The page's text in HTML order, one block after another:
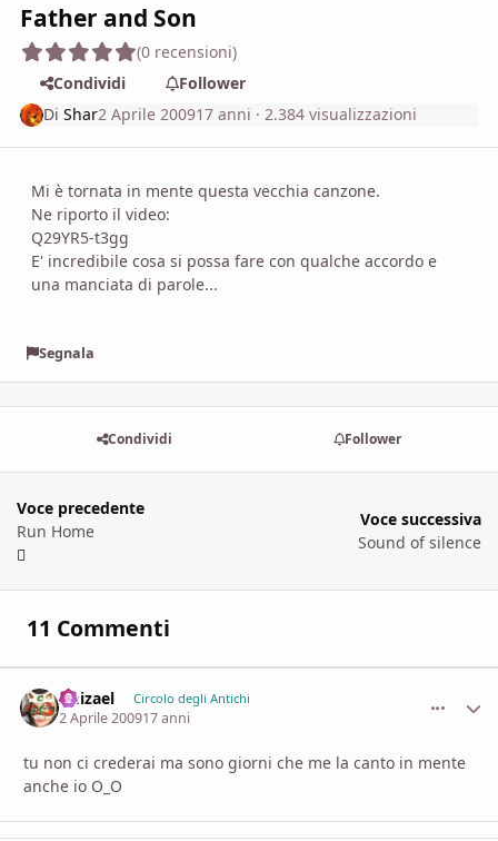
Father and Son
(0 recensioni)
Condividi
Follower
DiShar2 Aprile 200917 anni · 2.384 visualizzazioni
Mi è tornata in mente questa vecchia canzone.
Ne riporto il video:
Q29YR5-t3gg
E' incredibile cosa si possa fare con qualche accordo e
una manciata di parole...
Segnala
Condividi Follower
Voce precedente
Run Home
Voce successiva
Sound of silence
11 Commenti
Imizael Circolo degli Antichi
2 Aprile 200917 anni
tu non ci crederai ma sono giorni che me la canto in mente
anche io O_O